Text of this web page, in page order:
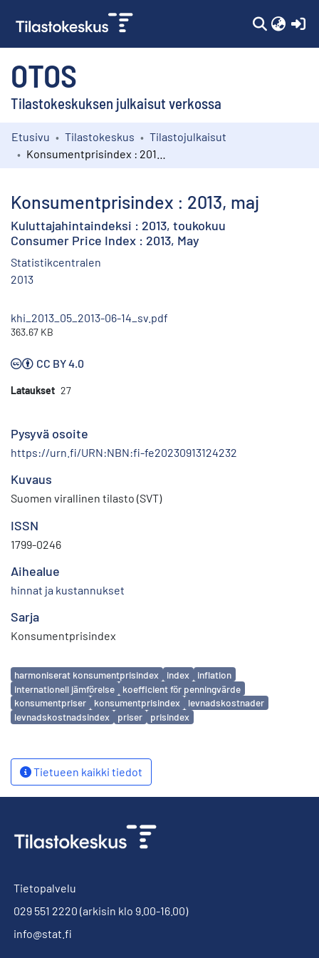
OTOS
Tilastokeskuksen julkaisut verkossa
Kokoelmat
Etusivu Tilastokeskus
Tilastojulkaisut
Konsumentprisindex : 2013, maj
Kuluttajahintaindeksi : 2013, toukokuu
Consumer Price Index : 2013, May
Statistikcentralen
2013
khi_2013_05_2013-06-14_sv.pdf
363.67 KB
CC BY 4.0
Lataukset 27
Pysyvä osoite
https://urn.fi/URN:NBN:fi-fe20230913124232
Kuvaus
Suomen virallinen tilasto (SVT)
ISSN
1799-0246
Aihealue
hinnat ja kustannukset
Sarja
Konsumentprisindex
Avainsanat
harmoniserat konsumentprisindex index
inflation
internationell jämförelse
koefficient för penningvärde
konsumentpriser
konsumentprisindex
levnadskostnader
levnadskostnadsindex
priser prisindex
Tietueen kaikki tiedot
Tietopalvelu
029 551 2220 (arkisin klo 9.00-16.00)
info@stat.fi